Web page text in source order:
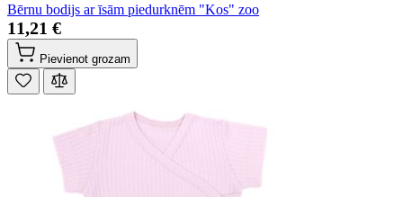
Bērnu bodijs ar īsām piedurknēm "Kos" zoo
11,21 €
Pievienot grozam